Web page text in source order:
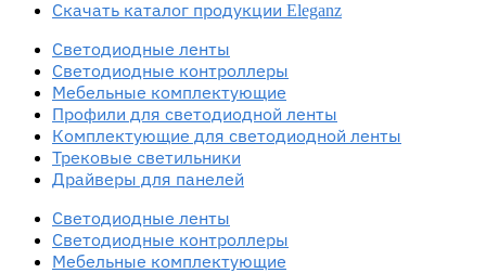
Скачать каталог продукции Eleganz
Светодиодные ленты
Светодиодные контроллеры
Мебельные комплектующие
Профили для светодиодной ленты
Комплектующие для светодиодной ленты
Трековые светильники
Драйверы для панелей
Светодиодные ленты
Светодиодные контроллеры
Мебельные комплектующие